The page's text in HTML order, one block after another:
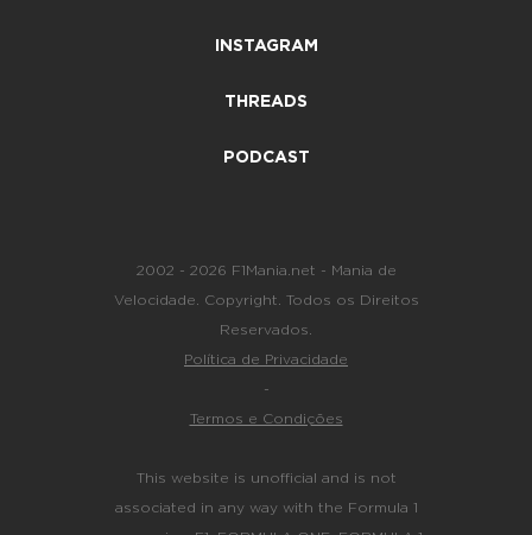
INSTAGRAM
THREADS
PODCAST
2002 - 2026 F1Mania.net - Mania de
Velocidade. Copyright. Todos os Direitos
Reservados.
Política de Privacidade
-
Termos e Condições
This website is unofficial and is not
associated in any way with the Formula 1